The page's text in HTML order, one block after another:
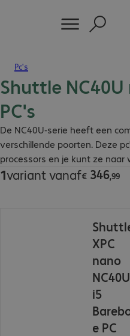
Pc's
Shuttle
PC's
De NC40U-serie heeft een
verschillende poorten. Deze
processors en je kunt ze naar
1variant vanaf€ 346,99
€ 346,99
XPC
nano
i5
e PC